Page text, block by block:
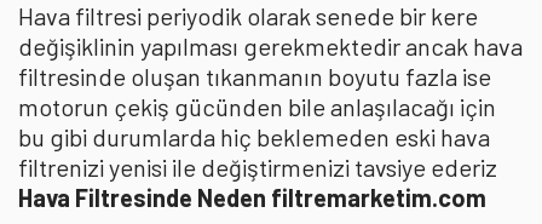
Hava filtresi periyodik olarak senede bir kere
değişiklinin yapılması gerekmektedir ancak hava
filtresinde oluşan tıkanmanın boyutu fazla ise
motorun çekiş gücünden bile anlaşılacağı için
bu gibi durumlarda hiç beklemeden eski hava
filtrenizi yenisi ile değiştirmenizi tavsiye ederiz
Hava Filtresinde Neden filtremarketim.com